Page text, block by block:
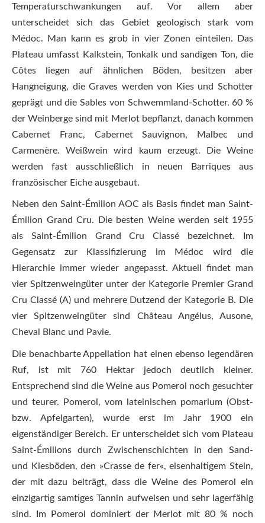
Temperaturschwankungen auf. Vor allem aber
unterscheidet sich das Gebiet geologisch stark vom
Médoc. Man kann es grob in vier Zonen einteilen. Das
Plateau umfasst Kalkstein, Tonkalk und sandigen Ton, die
Côtes liegen auf ähnlichen Böden, besitzen aber
Hangneigung, die Graves werden von Kies und Schotter
geprägt und die Sables von Schwemmland-Schotter. 60 %
der Weinberge sind mit Merlot bepflanzt, danach kommen
Cabernet Franc, Cabernet Sauvignon, Malbec und
Carmenère. Weißwein wird kaum erzeugt. Die Weine
werden fast ausschließlich in neuen Barriques aus
französischer Eiche ausgebaut.
Neben den Saint-Émilion AOC als Basis findet man Saint-
Émilion Grand Cru. Die besten Weine werden seit 1955
als Saint-Émilion Grand Cru Classé bezeichnet. Im
Gegensatz zur Klassifizierung im Médoc wird die
Hierarchie immer wieder angepasst. Aktuell findet man
vier Spitzenweingüter unter der Kategorie Premier Grand
Cru Classé (A) und mehrere Dutzend der Kategorie B. Die
vier Spitzenweingüter sind Château Angélus, Ausone,
Cheval Blanc und Pavie.
Die benachbarte Appellation hat einen ebenso legendären
Ruf, ist mit 760 Hektar jedoch deutlich kleiner.
Entsprechend sind die Weine aus Pomerol noch gesuchter
und teurer. Pomerol, vom lateinischen pomarium (Obst-
bzw. Apfelgarten), wurde erst im Jahr 1900 ein
eigenständiger Bereich. Er unterscheidet sich vom Plateau
Saint-Émilions durch Zwischenschichten in den Sand-
und Kiesböden, den »Crasse de fer«, eisenhaltigem Stein,
der mit dazu beiträgt, dass die Weine des Pomerol ein
einzigartig samtiges Tannin aufweisen und sehr lagerfähig
sind. Im Pomerol dominiert der Merlot mit 80 % noch